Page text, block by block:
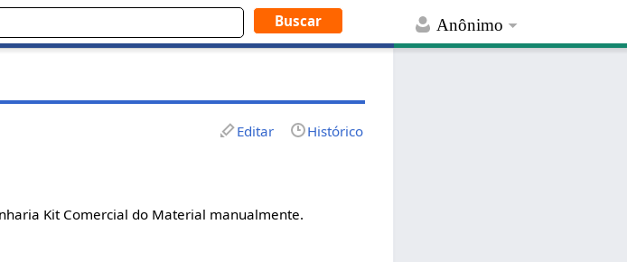
Anônimo
Editar Histórico
Kit Comercial do Material manualmente.